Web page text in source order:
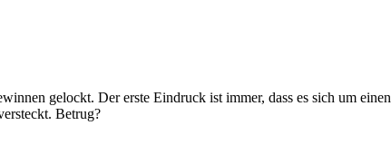
gelockt. Der erste Eindruck ist immer, dass es sich um einen
Betrug?